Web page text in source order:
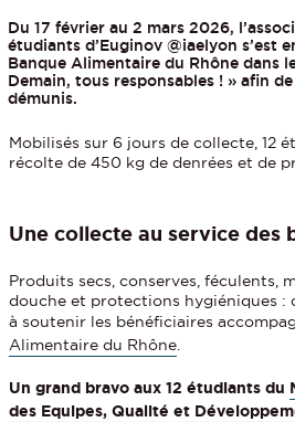
Du 17 février au 2 mars 2026,
étudiants d’Euginov @iaelyon s’est
Banque Alimentaire du Rhône dans
Demain, tous responsables ! » afin
démunis.
Mobilisés sur 6 jours de collecte, 12
récolte de 450 kg de denrées et de
Une collecte au service des
Produits secs, conserves, féculents,
douche et protections hygiéniques :
à soutenir les bénéficiaires
Alimentaire du Rhône
Un grand bravo aux 12 étudiants du
des Equipes, Qualité et